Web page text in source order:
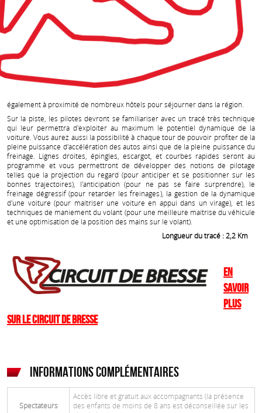
également à proximité de nombreux hôtels pour séjourner dans la région.
Sur la piste, les pilotes devront se familiariser avec un tracé très technique
qui leur permettra d'exploiter au maximum le potentiel dynamique de la
voiture. Vous aurez aussi la possibilité à chaque tour de pouvoir profiter de la
pleine puissance d'accélération des autos ainsi que de la pleine puissance du
freinage. Lignes droites, épingles, escargot, et courbes rapides seront au
programme et vous permettront de développer des notions de pilotage
telles que la projection du regard (pour anticiper et se positionner sur les
bonnes trajectoires), l'anticipation (pour ne pas se faire surprendre), le
freinage dégressif (pour retarder les freinages), la gestion de la dynamique
d'une voiture (pour maitriser une voiture en appui dans un virage), et les
techniques de maniement du volant (pour une meilleure maitrise du véhicule
et une optimisation de la position des mains sur le volant).
Longueur du tracé : 2,2 Km
En
savoir
plus
sur le Circuit de Bresse
Informations complémentaires
Spectateurs
Accès libre et gratuit aux accompagnants (la présence
des enfants de moins de 8 ans est déconseillée sur les